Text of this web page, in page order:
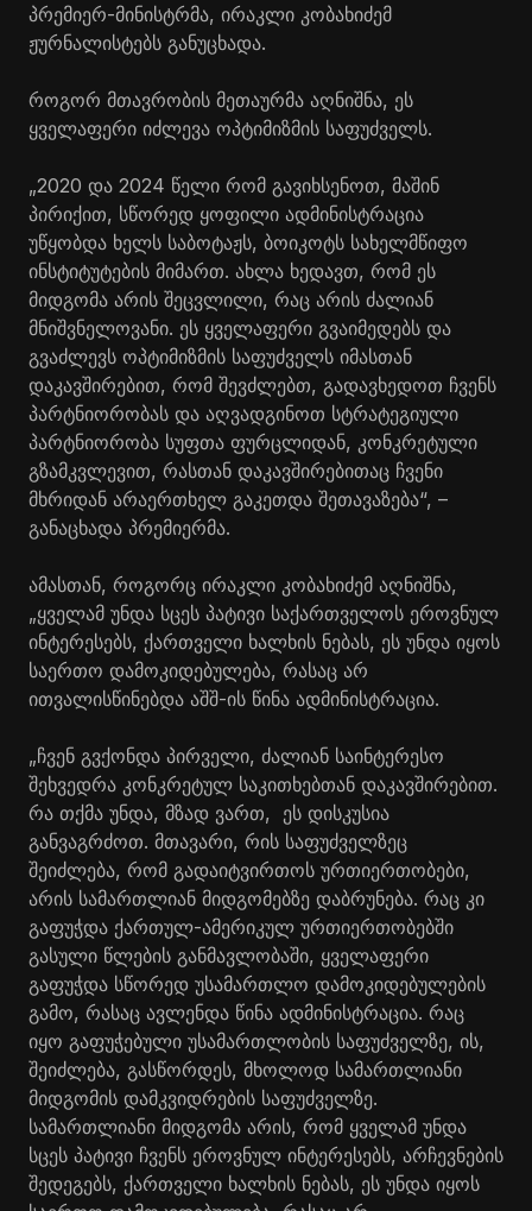
პრემიერ-მინისტრმა, ირაკლი კობახიძემ
ჟურნალისტებს განუცხადა.
როგორ მთავრობის მეთაურმა აღნიშნა, ეს
ყველაფერი იძლევა ოპტიმიზმის საფუძველს.
„2020 და 2024 წელი რომ გავიხსენოთ, მაშინ
პირიქით, სწორედ ყოფილი ადმინისტრაცია
უწყობდა ხელს საბოტაჟს, ბოიკოტს სახელმწიფო
ინსტიტუტების მიმართ. ახლა ხედავთ, რომ ეს
მიდგომა არის შეცვლილი, რაც არის ძალიან
მნიშვნელოვანი. ეს ყველაფერი გვაიმედებს და
გვაძლევს ოპტიმიზმის საფუძველს იმასთან
დაკავშირებით, რომ შევძლებთ, გადავხედოთ ჩვენს
პარტნიორობას და აღვადგინოთ სტრატეგიული
პარტნიორობა სუფთა ფურცლიდან, კონკრეტული
გზამკვლევით, რასთან დაკავშირებითაც ჩვენი
მხრიდან არაერთხელ გაკეთდა შეთავაზება“, –
განაცხადა პრემიერმა.
ამასთან, როგორც ირაკლი კობახიძემ აღნიშნა,
„ყველამ უნდა სცეს პატივი საქართველოს ეროვნულ
ინტერესებს, ქართველი ხალხის ნებას, ეს უნდა იყოს
საერთო დამოკიდებულება, რასაც არ
ითვალისწინებდა აშშ-ის წინა ადმინისტრაცია.
„ჩვენ გვქონდა პირველი, ძალიან საინტერესო
შეხვედრა კონკრეტულ საკითხებთან დაკავშირებით.
რა თქმა უნდა, მზად ვართ, ეს დისკუსია
განვაგრძოთ. მთავარი, რის საფუძველზეც
შეიძლება, რომ გადაიტვირთოს ურთიერთობები,
არის სამართლიან მიდგომებზე დაბრუნება. რაც კი
გაფუჭდა ქართულ-ამერიკულ ურთიერთობებში
გასული წლების განმავლობაში, ყველაფერი
გაფუჭდა სწორედ უსამართლო დამოკიდებულების
გამო, რასაც ავლენდა წინა ადმინისტრაცია. რაც
იყო გაფუჭებული უსამართლობის საფუძველზე, ის,
შეიძლება, გასწორდეს, მხოლოდ სამართლიანი
მიდგომის დამკვიდრების საფუძველზე.
სამართლიანი მიდგომა არის, რომ ყველამ უნდა
სცეს პატივი ჩვენს ეროვნულ ინტერესებს, არჩევნების
შედეგებს, ქართველი ხალხის ნებას, ეს უნდა იყოს